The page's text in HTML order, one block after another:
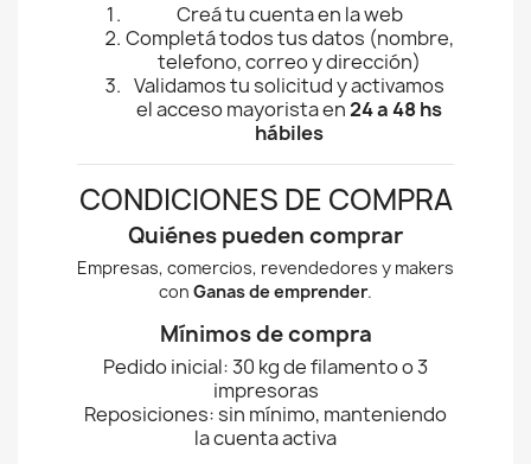
Creá tu cuenta en la web
Completá todos tus datos (nombre,
telefono, correo y dirección)
Validamos tu solicitud y activamos
el acceso mayorista en24 a 48 hs
hábiles
CONDICIONES DE COMPRA
Quiénes pueden comprar
Empresas, comercios, revendedores y makers
con Ganas de emprender.
Mínimos de compra
Pedido inicial: 30 kg de filamento o 3
impresoras
Reposiciones: sin mínimo, manteniendo
la cuenta activa